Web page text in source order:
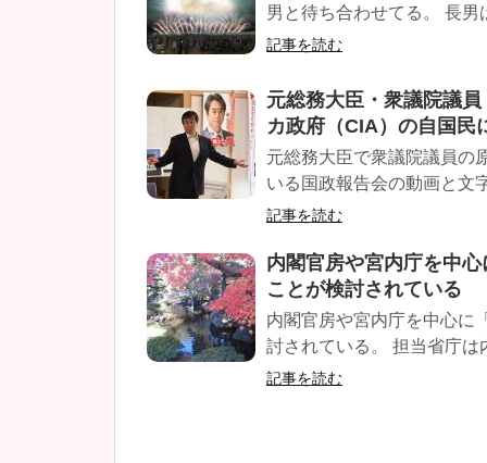
男と待ち合わせてる。 長
記事を読む
元総務大臣・衆議院議
カ政府（CIA）の自国民
元総務大臣で衆議院議員の
いる国政報告会の動画と文
記事を読む
内閣官房や宮内庁を中
ことが検討されている
内閣官房や宮内庁を中心に
討されている。 担当省庁は
記事を読む